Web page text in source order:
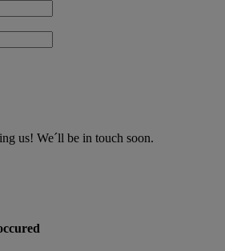
us! We´ll be in touch soon.